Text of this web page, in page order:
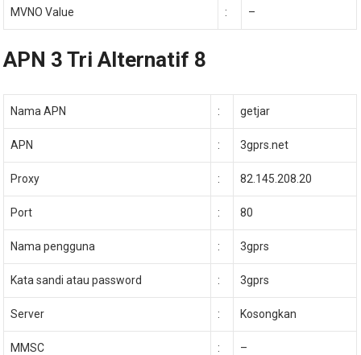
MVNO Value : –
APN 3 Tri Alternatif 8
Nama APN : getjar
APN : 3gprs.net
Proxy : 82.145.208.20
Port : 80
Nama pengguna : 3gprs
Kata sandi atau password : 3gprs
Server : Kosongkan
MMSC : –